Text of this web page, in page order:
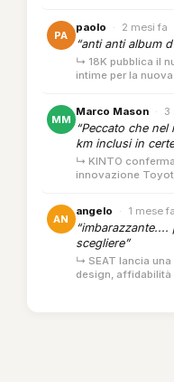
PA
paolo · 2 mesi fa
“anti anti album
↳ 18K pubblica il
intime per la
MM
Marco Mason · 3
“Peccato che
km inclusi in
↳ KINTO
innovazione
AN
angelo · 1 mese fa
scegliere”
↳ SEAT lancia
design, affidabilità